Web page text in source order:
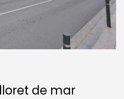
de mar